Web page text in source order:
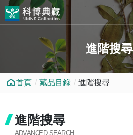
跳到中央內容區塊
進階搜尋
首頁 藏品目錄 進階搜尋
進階搜尋
ADVANCED SEARCH